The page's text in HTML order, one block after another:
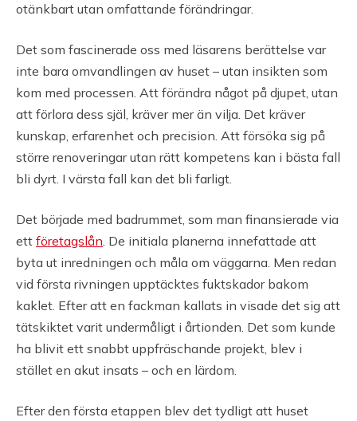
otänkbart utan omfattande förändringar.
Det som fascinerade oss med läsarens berättelse var
inte bara omvandlingen av huset – utan insikten som
kom med processen. Att förändra något på djupet, utan
att förlora dess själ, kräver mer än vilja. Det kräver
kunskap, erfarenhet och precision. Att försöka sig på
större renoveringar utan rätt kompetens kan i bästa fall
bli dyrt. I värsta fall kan det bli farligt.
Det började med badrummet, som man finansierade via
ett företagslån. De initiala planerna innefattade att
byta ut inredningen och måla om väggarna. Men redan
vid första rivningen upptäcktes fuktskador bakom
kaklet. Efter att en fackman kallats in visade det sig att
tätskiktet varit undermåligt i årtionden. Det som kunde
ha blivit ett snabbt uppfräschande projekt, blev i
stället en akut insats – och en lärdom.
Efter den första etappen blev det tydligt att huset